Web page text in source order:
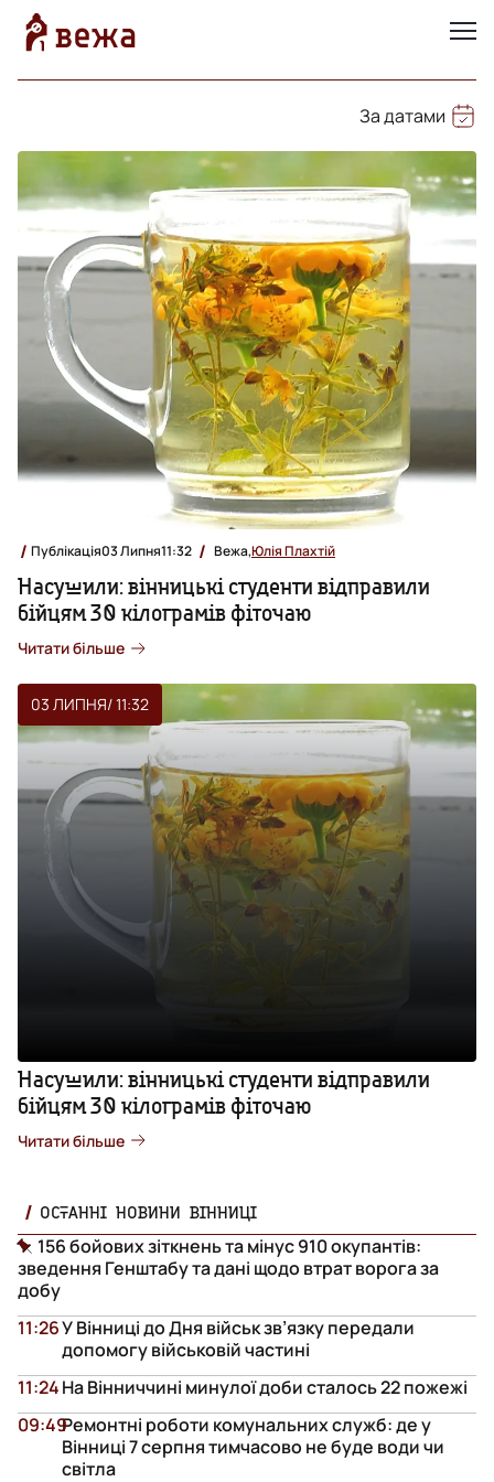
За датами
Публікація03 Липня11:32 Вежа,Юлія Плахтій
Насушили: вінницькі студенти відправили
бійцям 30 кілограмів фіточаю
Читати більше
03 ЛИПНЯ/ 11:32
Насушили: вінницькі студенти відправили
бійцям 30 кілограмів фіточаю
Читати більше
ОСТАННІ НОВИНИ ВІННИЦІ
156 бойових зіткнень та мінус 910 окупантів:
зведення Генштабу та дані щодо втрат ворога за
добу
У Вінниці до Дня військ зв’язку передали
допомогу військовій частині
11:26
На Вінниччині минулої доби сталось 22 пожежі
11:24
Ремонтні роботи комунальних служб: де у
Вінниці 7 серпня тимчасово не буде води чи
світла
09:49